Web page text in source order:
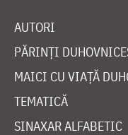
AUTORI
PĂRINȚI
MAICI CU VIAȚĂ
TEMATICĂ
SINAXAR ALFABETIC